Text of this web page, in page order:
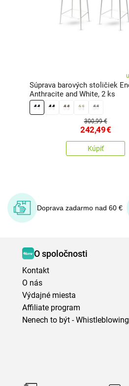
Súprava barových stoličiek
Anthracite and White, 2 ks
300,99 €
242,49€
Kúpiť
Doprava zadarmo nad 60 €
O spoločnosti
Kontakt
O nás
Výdajné miesta
Affiliate program
Nenech to být - Whistleblowing